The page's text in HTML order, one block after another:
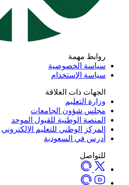
روابط مهمة
سياسة الخصوصية
سياسة الإستخدام
الجهات ذات العلاقة
وزارة التعليم
مجلس شؤون الجامعات
المنصة الوطنية للقبول الموحد
المركز الوطني للتعليم الإلكتروني
أدرس في السعودية
للتواصل